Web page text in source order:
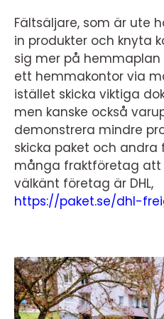
Fältsäljare, som är ute
in produkter och knyta
sig mer på
ett hemmakontor via
istället skicka viktiga
men kanske också
demonstrera mindre
skicka paket och andra
många fraktföretag
välkänt företag är DHL,
https://paket.se/dhl-